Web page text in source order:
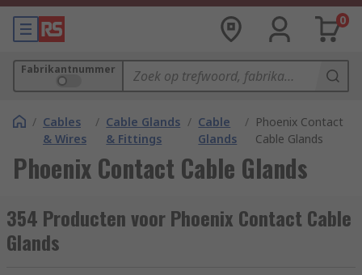
0
Fabrikantnummer
/ Cables
& Wires
/ Cable Glands
& Fittings
/ Cable
Glands
/ Phoenix Contact
Cable Glands
Phoenix Contact Cable Glands
354 Producten voor Phoenix Contact Cable
Glands